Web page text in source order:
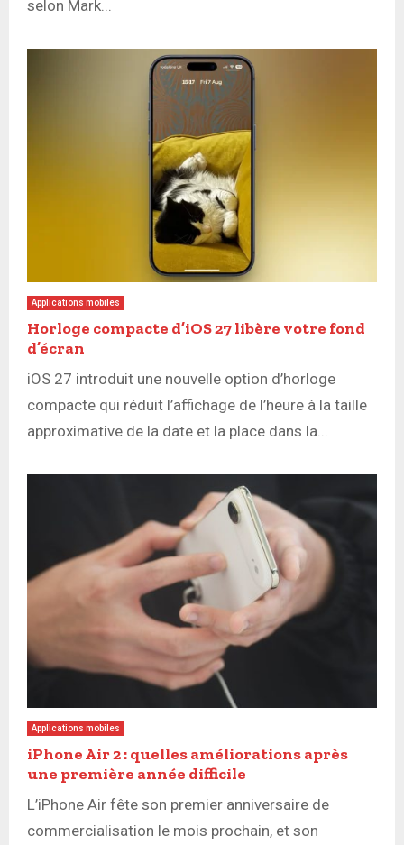
selon Mark...
Applications mobiles
Horloge compacte d’iOS 27 libère votre fond
d’écran
iOS 27 introduit une nouvelle option d’horloge
compacte qui réduit l’affichage de l’heure à la taille
approximative de la date et la place dans la...
Applications mobiles
iPhone Air 2 : quelles améliorations après
une première année difficile
L’iPhone Air fête son premier anniversaire de
commercialisation le mois prochain, et son